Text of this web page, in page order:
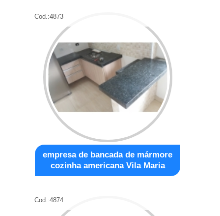
Cod.:4873
empresa de bancada de mármore
cozinha americana Vila Maria
Cod.:4874